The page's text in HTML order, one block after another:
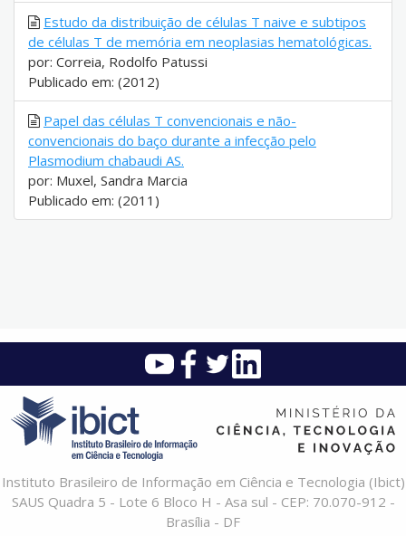
Estudo da distribuição de células T naive e subtipos
de células T de memória em neoplasias hematológicas.
por: Correia, Rodolfo Patussi
Publicado em: (2012)
Papel das células T convencionais e não-
convencionais do baço durante a infecção pelo
Plasmodium chabaudi AS.
por: Muxel, Sandra Marcia
Publicado em: (2011)
Instituto Brasileiro de Informação em Ciência e Tecnologia (Ibict)
SAUS Quadra 5 - Lote 6 Bloco H - Asa sul - CEP: 70.070-912 -
Brasília - DF